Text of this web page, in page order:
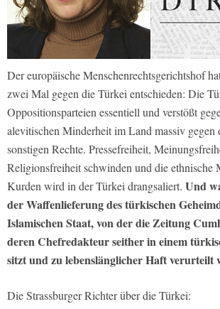
Der europäische Menschenrechtsgerichtshof
zwei Mal gegen die Türkei entschieden: Die
Oppositionsparteien essentiell und verstößt
alevitischen Minderheit im Land massiv gegen
sonstigen Rechte. Pressefreiheit,
Religionsfreiheit schwinden und die ethnische
Kurden wird in der Türkei drangsaliert. Und
der Waffenlieferung des türkischen
Islamischen Staat, von der die Zeitung
deren Chefredakteur seither in einem
sitzt und zu lebenslänglicher Haft verurteilt
Die Strassburger Richter über die Türkei: